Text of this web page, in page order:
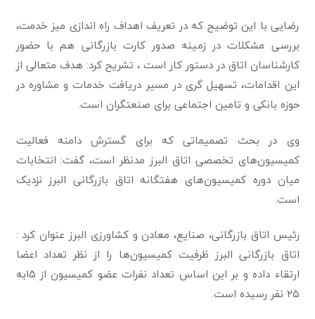
رضایی با این توضیح که در تعریف اهداف راه اندازی میز خدمت،
بررسی مشکلات در زمینه صدور کارت بازرگانی هم با حضور
کارشناسان اتاق در دستور کار است ، تشریح کرد: هدف متعالی از
این اقدامات، تسهیل گری در مسیر دریافت خدمات و مشاوره در
حوزه بانکی و تامین اجتماعی برای صنعتگران است.
وی در بحث تصمیماتی که برای گسترش دامنه فعالیت
کمیسیون‌های تخصصی اتاق البرز مدنظر است، گفت: انتخابات
میان دوره کمیسیون‌های هفتگانه اتاق بازرگانی البرز نزدیک
است.
رئیس اتاق بازرگانی، صنایع، معادن و کشاورزی البرز عنوان کرد :
اتاق بازرگانی البرز ظرفیت کمیسیون‌ها را از نظر تعداد اعضا
ارتقاء داده و بر این اساس تعداد نفرات عضو کمیسیون از ۱۵به
۲۵ نفر رسیده است.